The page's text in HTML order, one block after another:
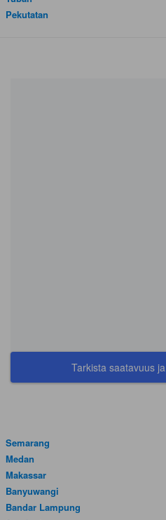
Pekutatan
Tarkista saatavuus
Semarang
Medan
Makassar
Banyuwangi
Bandar Lampung